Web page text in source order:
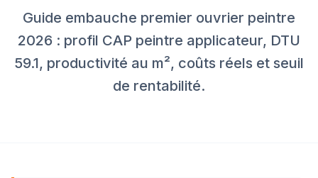
Guide embauche premier ouvrier peintre
2026 : profil CAP peintre applicateur, DTU
59.1, productivité au m², coûts réels et seuil
de rentabilité.